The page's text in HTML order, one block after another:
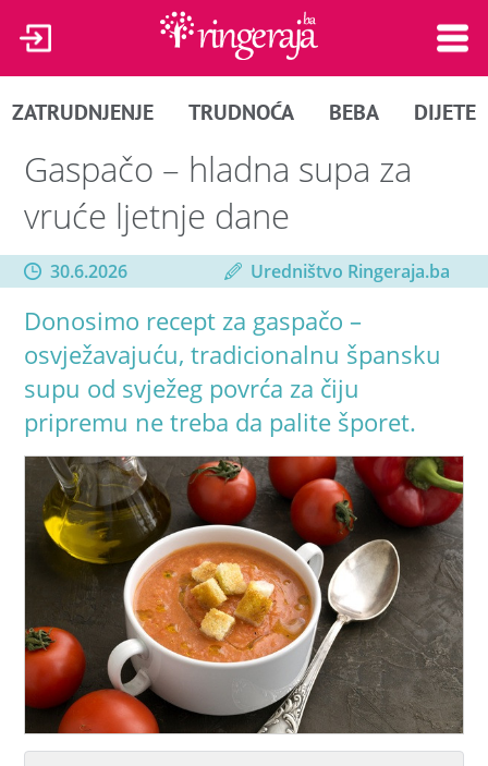
ZATRUDNJENJE TRUDNOĆA BEBA DIJETE
Gaspačo – hladna supa za
vruće ljetnje dane
30.6.2026 Uredništvo Ringeraja.ba
Donosimo recept za gaspačo –
osvježavajuću, tradicionalnu špansku
supu od svježeg povrća za čiju
pripremu ne treba da palite šporet.